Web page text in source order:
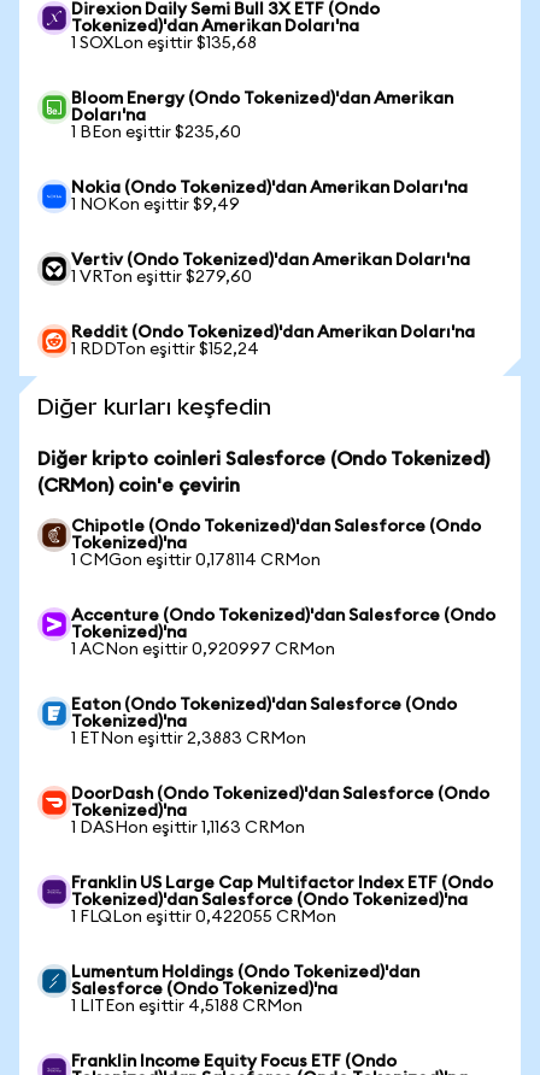
Direxion Daily Semi Bull 3X ETF (Ondo
Tokenized)'dan Amerikan Doları'na
1 SOXLon eşittir $135,68
Bloom Energy (Ondo Tokenized)'dan Amerikan
Doları'na
1 BEon eşittir $235,60
Nokia (Ondo Tokenized)'dan Amerikan Doları'na
1 NOKon eşittir $9,49
Vertiv (Ondo Tokenized)'dan Amerikan Doları'na
1 VRTon eşittir $279,60
Reddit (Ondo Tokenized)'dan Amerikan Doları'na
1 RDDTon eşittir $152,24
Diğer kurları keşfedin
Diğer kripto coinleri Salesforce (Ondo Tokenized)
(CRMon) coin'e çevirin
Chipotle (Ondo Tokenized)'dan Salesforce (Ondo
Tokenized)'na
1 CMGon eşittir 0,178114 CRMon
Accenture (Ondo Tokenized)'dan Salesforce (Ondo
Tokenized)'na
1 ACNon eşittir 0,920997 CRMon
Eaton (Ondo Tokenized)'dan Salesforce (Ondo
Tokenized)'na
1 ETNon eşittir 2,3883 CRMon
DoorDash (Ondo Tokenized)'dan Salesforce (Ondo
Tokenized)'na
1 DASHon eşittir 1,1163 CRMon
Franklin US Large Cap Multifactor Index ETF (Ondo
Tokenized)'dan Salesforce (Ondo Tokenized)'na
1 FLQLon eşittir 0,422055 CRMon
Lumentum Holdings (Ondo Tokenized)'dan
Salesforce (Ondo Tokenized)'na
1 LITEon eşittir 4,5188 CRMon
Franklin Income Equity Focus ETF (Ondo